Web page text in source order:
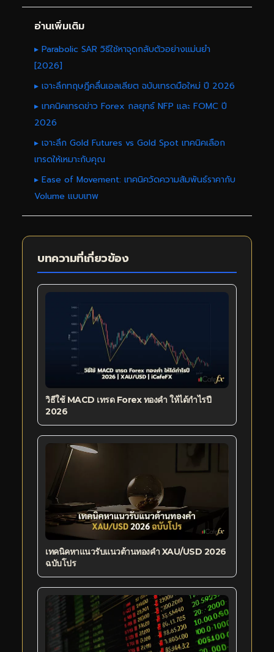
อ่านเพิ่มเติม
▸ Parabolic SAR วิธีใช้หาจุดกลับตัวอย่างแม่นยำ
[2026]
▸ เจาะลึกทฤษฎีคลื่นเอลเลียต ฉบับเทรดมือใหม่ ปี 2026
▸ เทคนิคเทรดข่าว Forex กลยุทธ์ NFP และ FOMC ปี
2026
▸ เจาะลึก Gold Futures vs Gold Spot เทคนิคเลือก
เทรดให้เหมาะกับคุณ
▸ Ease of Movement: เทคนิควัดความสัมพันธ์ราคากับ
Volume แบบเทพ
บทความที่เกี่ยวข้อง
วิธีใช้ MACD เทรด Forex ทองคำ ให้ได้กำไรปี
2026
เทคนิคหาแนวรับแนวต้านทองคำ XAU/USD 2026
ฉบับโปร